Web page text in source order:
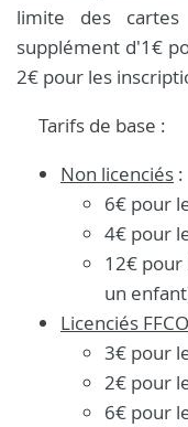
limite des
supplément d'1€
2€ pour les
Tarifs de base :
Non licenciés :
6€ pour
4€ pour
12€ pour
un
Licenciés FFCO
3€ pour
2€ pour
6€ pour